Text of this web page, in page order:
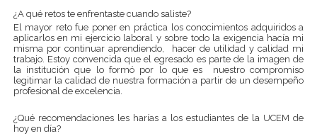
¿A qué retos te enfrentaste cuando saliste?
El mayor reto fue poner en práctica los conocimientos adquiridos a
aplicarlos en mi ejercicio laboral y sobre todo la exigencia hacía mi
misma por continuar aprendiendo, hacer de utilidad y calidad mi
trabajo. Estoy convencida que el egresado es parte de la imagen de
la institución que lo formó por lo que es nuestro compromiso
legitimar la calidad de nuestra formación a partir de un desempeño
profesional de excelencia.
¿Qué recomendaciones les harías a los estudiantes de la UCEM de
hoy en día?